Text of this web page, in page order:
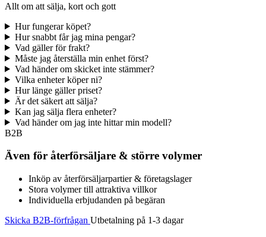
Allt om att sälja, kort och gott
Hur fungerar köpet?
Hur snabbt får jag mina pengar?
Vad gäller för frakt?
Måste jag återställa min enhet först?
Vad händer om skicket inte stämmer?
Vilka enheter köper ni?
Hur länge gäller priset?
Är det säkert att sälja?
Kan jag sälja flera enheter?
Vad händer om jag inte hittar min modell?
B2B
Även för återförsäljare & större volymer
Inköp av återförsäljarpartier & företagslager
Stora volymer till attraktiva villkor
Individuella erbjudanden på begäran
Skicka B2B-förfrågan Utbetalning på 1-3 dagar